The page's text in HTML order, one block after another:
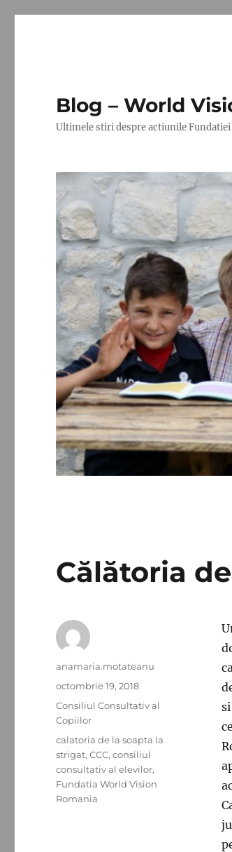
Blog – World
Ultimele stiri despre actiunile
Călătoria
Autor
anamaria.motateanu
Publicat
octombrie 19, 2018
Categorii
Consiliul Consultativ al
Copiilor
Etichete
calatoria de la soapta la
strigat,CCC,consiliul
consultativ al elevilor,
Fundatia World Vision
Romania